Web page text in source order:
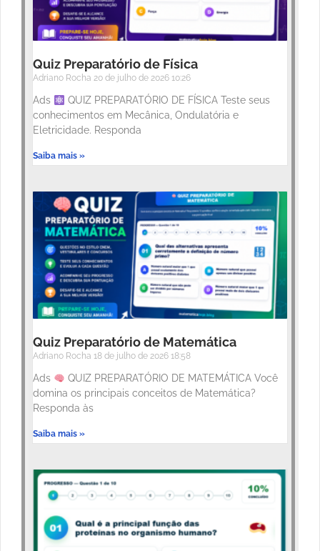
Quiz Preparatório de Física
Adriano Rocha 20 de julho de 2026 10:26
Ads
QUIZ PREPARATÓRIO DE FÍSICA Teste seus
conhecimentos em Mecânica, Ondulatória e
Eletricidade. Responda
Saiba mais »
Quiz Preparatório de Matemática
Adriano Rocha 18 de julho de 2026 18:58
Ads
QUIZ PREPARATÓRIO DE MATEMÁTICA Você
domina os principais conceitos de Matemática?
Responda às
Saiba mais »